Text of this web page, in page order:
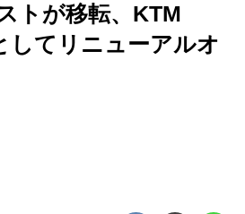
トが移転、KTM
してリニューアルオ